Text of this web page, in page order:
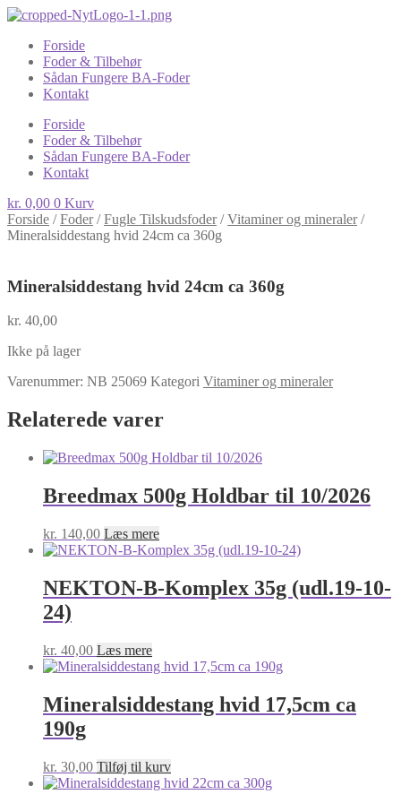
Forside
Foder & Tilbehør
Sådan Fungere BA-Foder
Kontakt
Forside
Foder & Tilbehør
Sådan Fungere BA-Foder
Kontakt
kr. 0,00 0 Kurv
Forside /Foder/Fugle Tilskudsfoder/Vitaminer og mineraler/
Mineralsiddestang hvid 24cm ca 360g
Mineralsiddestang hvid 24cm ca 360g
kr. 40,00
Ikke på lager
Varenummer: NB 25069 Kategori Vitaminer og mineraler
Relaterede varer
Breedmax 500g Holdbar til 10/2026
kr. 140,00 Læs mere
NEKTON-B-Komplex 35g (udl.19-10-
24)
kr. 40,00 Læs mere
Mineralsiddestang hvid 17,5cm ca
190g
kr. 30,00 Tilføj til kurv